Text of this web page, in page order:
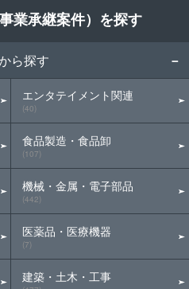
業承継案件）を探す
ら探す
エンタテイメント関連
(40)
食品製造・食品卸
(107)
機械・金属・電子部品
(442)
医薬品・医療機器
(7)
建築・土木・工事